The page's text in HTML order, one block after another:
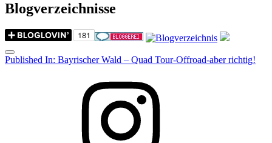
Blogverzeichnisse
Menu
Post
Published In: Bayrischer Wald – Quad Tour-Offroad-aber richtig!